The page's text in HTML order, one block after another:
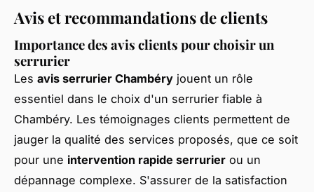
Avis et recommandations de clients
Importance des avis clients pour choisir un
serrurier
Les avis serrurier Chambéry jouent un rôle
essentiel dans le choix d'un serrurier fiable à
Chambéry. Les témoignages clients permettent de
jauger la qualité des services proposés, que ce soit
pour une intervention rapide serrurier ou un
dépannage complexe. S'assurer de la satisfaction